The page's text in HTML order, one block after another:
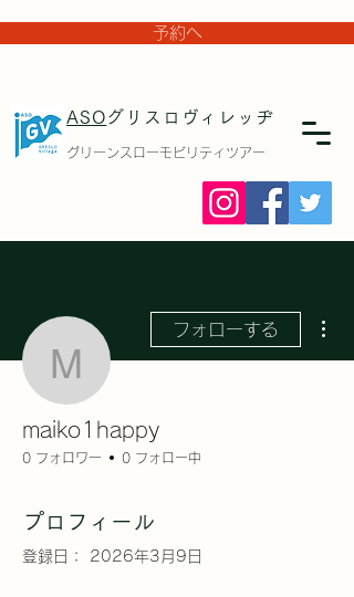
ASOグリスロヴィレッヂ
グリーンスローモビリティツアー
予約へ
maiko1happy
フォローする
maiko1happy
0 フォロワー 0 フォロー中
プロフィール
登録日： 2026年3月9日